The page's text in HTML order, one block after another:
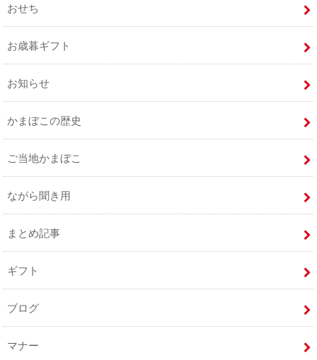
おせち
お歳暮ギフト
お知らせ
かまぼこの歴史
ご当地かまぼこ
ながら聞き用
まとめ記事
ギフト
ブログ
マナー